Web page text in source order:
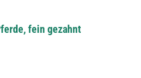
fein gezahnt